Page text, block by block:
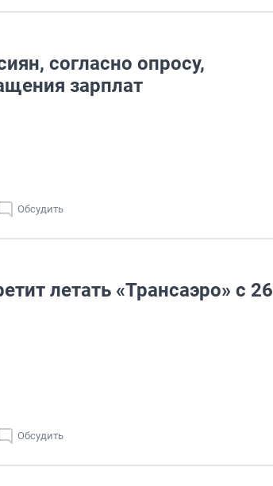
согласно опросу,
зарплат
Обсудить
летать «Трансаэро» с 26
Обсудить